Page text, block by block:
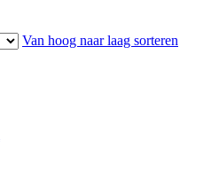
Van hoog naar laag sorteren